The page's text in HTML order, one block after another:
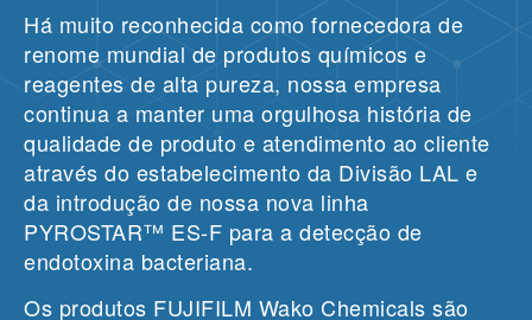
Há muito reconhecida como fornecedora de
renome mundial de produtos químicos e
reagentes de alta pureza, nossa empresa
continua a manter uma orgulhosa história de
qualidade de produto e atendimento ao cliente
através do estabelecimento da Divisão LAL e
da introdução de nossa nova linha
PYROSTAR™ ES-F para a detecção de
endotoxina bacteriana.
Os produtos FUJIFILM Wako Chemicals são